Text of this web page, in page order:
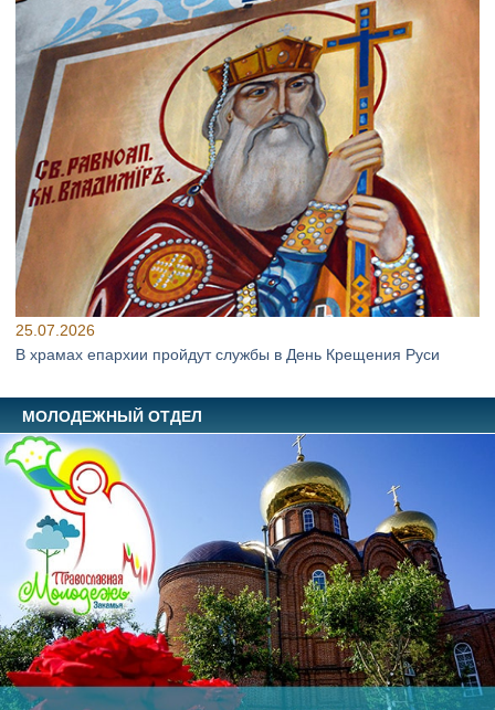
25.07.2026
В храмах епархии пройдут службы в День Крещения Руси
МОЛОДЕЖНЫЙ ОТДЕЛ